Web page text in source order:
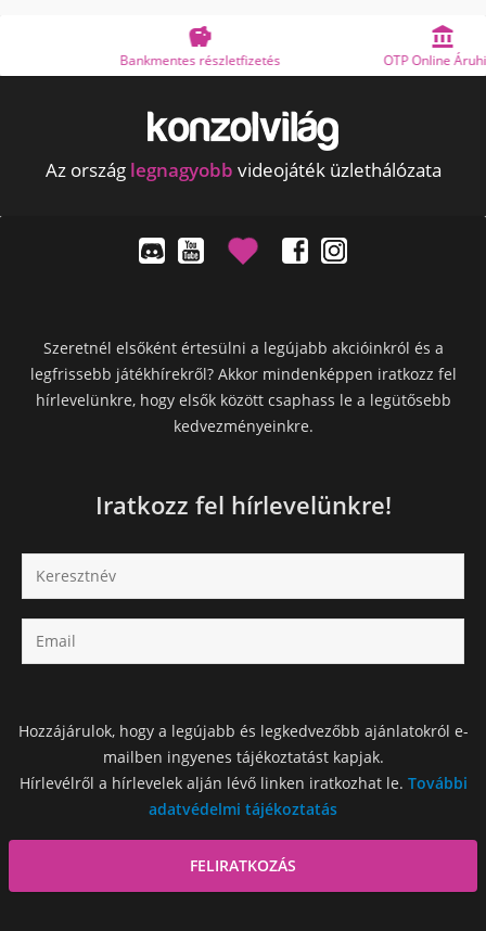
Bankmentes részletfizetés OTP Online Áruhitel
Az ország legnagyobb videojáték üzlethálózata
Szeretnél elsőként értesülni a legújabb akcióinkról és a
legfrissebb játékhírekről? Akkor mindenképpen iratkozz fel
hírlevelünkre, hogy elsők között csaphass le a legütősebb
kedvezményeinkre.
Iratkozz fel hírlevelünkre!
Hozzájárulok, hogy a legújabb és legkedvezőbb ajánlatokról e-
mailben ingyenes tájékoztatást kapjak.
Hírlevélről a hírlevelek alján lévő linken iratkozhat le. További
adatvédelmi tájékoztatás